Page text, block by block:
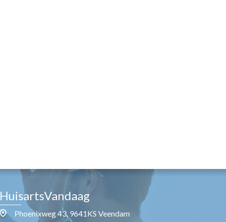
HuisartsVandaag
Phoenixweg 43, 9641KS Veendam